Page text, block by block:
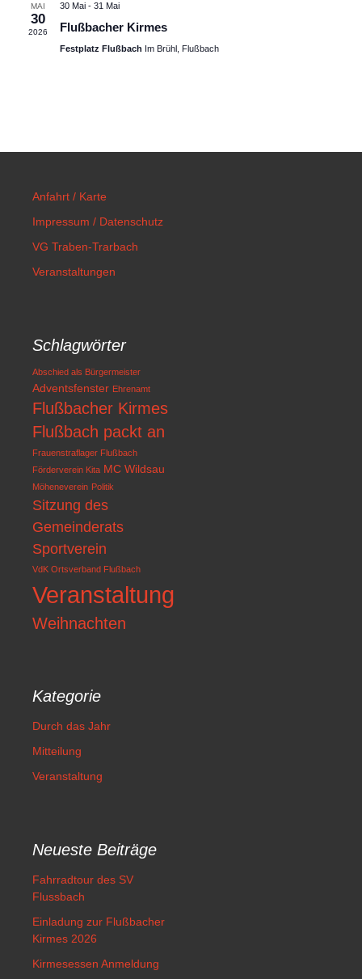
MAI
30
2026
30 Mai- 31 Mai
Flußbacher Kirmes
Festplatz Flußbach Im Brühl, Flußbach
Anfahrt / Karte
Impressum / Datenschutz
VG Traben-Trarbach
Veranstaltungen
Schlagwörter
Abschied als Bürgermeister
Adventsfenster Ehrenamt
Flußbacher Kirmes
Flußbach packt an
Frauenstraflager Flußbach
Förderverein Kita MC Wildsau
Möheneverein Politik
Sitzung des
Gemeinderats
Sportverein
VdK Ortsverband Flußbach
Veranstaltung
Weihnachten
Kategorie
Durch das Jahr
Mitteilung
Veranstaltung
Neueste Beiträge
Fahrradtour des SV
Flussbach
Einladung zur Flußbacher
Kirmes 2026
Kirmesessen Anmeldung